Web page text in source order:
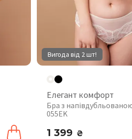
Вигода від 2 шт!
Елегант комфорт
Бра з
055EK
1 399 ₴